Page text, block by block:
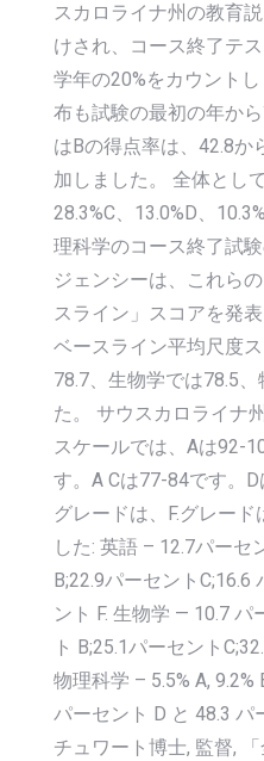
スカロライナ州の教育
けされ、コース終了テ
学年の20%をカウント
布も試験の最初の年か
はBの得点率は、42.8か
加しました。 全体とし
28.3%C、13.0%D、
理科学のコース終了試
ジェンシーは、これら
スライン」スコアを発
ベースライン平均尺度
78.7、生物学では78.5
た。 サウスカロライナ
スケールでは、Aは92-
す。A Cは77-84です。
グレードは、F.グレー
した: 英語 – 12.7パーセ
B;22.9パーセントC;16.6
ント F. 生物学 — 10.7 パ
ト B;25.1パーセント
物理科学 – 5.5% A, 9.2%
パーセント D と 48.3 パ
チュワート博士, 監督,